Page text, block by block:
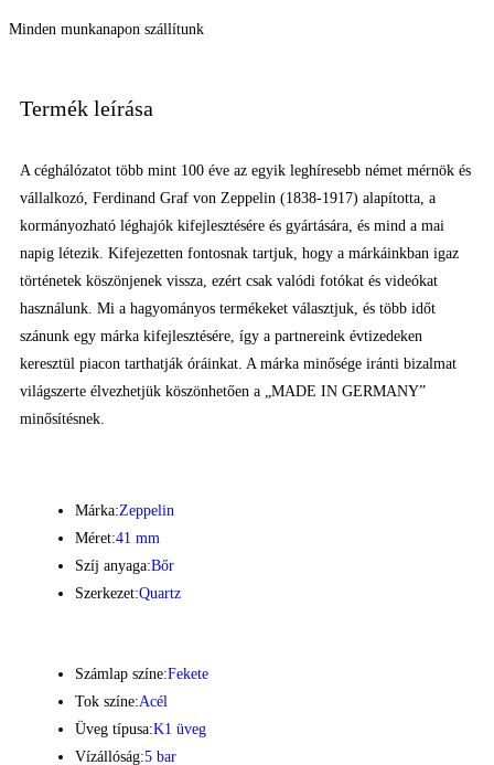
Minden munkanapon szállítunk
Termék leírása
A céghálózatot több mint 100 éve az egyik leghíresebb német mérnök és
vállalkozó, Ferdinand Graf von Zeppelin (1838-1917) alapította, a
kormányozható léghajók kifejlesztésére és gyártására, és mind a mai
napig létezik. Kifejezetten fontosnak tartjuk, hogy a márkáinkban igaz
történetek köszönjenek vissza, ezért csak valódi fotókat és videókat
használunk. Mi a hagyományos termékeket választjuk, és több időt
szánunk egy márka kifejlesztésére, így a partnereink évtizedeken
keresztül piacon tarthatják óráinkat. A márka minősége iránti bizalmat
világszerte élvezhetjük köszönhetően a „MADE IN GERMANY”
minősítésnek.
Márka:Zeppelin
Méret:41 mm
Szíj anyaga:Bőr
Szerkezet:Quartz
Számlap színe:Fekete
Tok színe:Acél
Üveg típusa:K1 üveg
Vízállóság:5 bar